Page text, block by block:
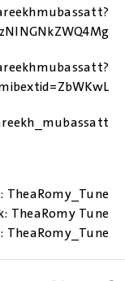
TheaRomy Tune
TheaRomy_Tune